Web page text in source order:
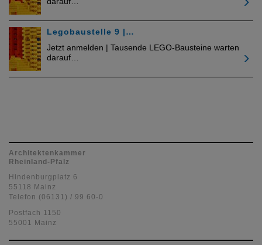
Legobaustelle 9 |…
Jetzt anmelden | Tausende LEGO-Bausteine warten
darauf…
Architektenkammer
Rheinland-Pfalz
Hindenburgplatz 6
55118 Mainz
Telefon (06131) / 99 60-0
Postfach 1150
55001 Mainz